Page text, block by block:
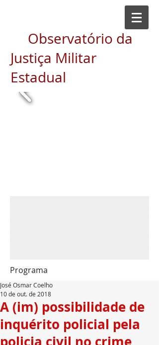
Observatório da
Justiça Militar
Estadual
Programa
A (im) possibilidade de
inquérito policial pela
José Osmar Coelho
10 de out. de 2018